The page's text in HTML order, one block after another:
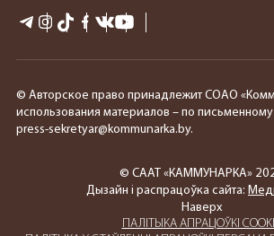
ПАЛIТЫКА АПРАЦОЎКІ
© Авторское право принадлежит СОАО
использования материалов – по
press-sekretyar@kommunarka.by.
© СААТ «КАММУНАРКА»
Дызайн і распрацоўка сайта:
Наверх